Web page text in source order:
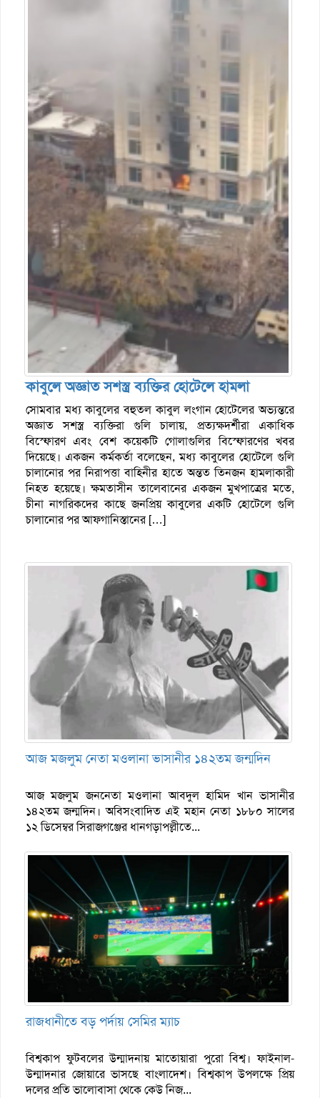
কাবুলে অজ্ঞাত সশস্ত্র ব্যক্তির হোটেলে হামলা
সোমবার মধ্য কাবুলের বহুতল কাবুল লংগান হোটেলের অভ্যন্তরে
অজ্ঞাত সশস্ত্র ব্যক্তিরা গুলি চালায়, প্রত্যক্ষদর্শীরা একাধিক
বিস্ফোরণ এবং বেশ কয়েকটি গোলাগুলির বিস্ফোরণের খবর
দিয়েছে। একজন কর্মকর্তা বলেছেন, মধ্য কাবুলের হোটেলে গুলি
চালানোর পর নিরাপত্তা বাহিনীর হাতে অন্তত তিনজন হামলাকারী
নিহত হয়েছে। ক্ষমতাসীন তালেবানের একজন মুখপাত্রের মতে,
চীনা নাগরিকদের কাছে জনপ্রিয় কাবুলের একটি হোটেলে গুলি
চালানোর পর আফগানিস্তানের […]
আজ মজলুম নেতা মওলানা ভাসানীর ১৪২তম জন্মদিন
আজ মজলুম জননেতা মওলানা আবদুল হামিদ খান ভাসানীর
১৪২তম জন্মদিন। অবিসংবাদিত এই মহান নেতা ১৮৮০ সালের
১২ ডিসেম্বর সিরাজগঞ্জের ধানগড়াপল্লীতে...
রাজধানীতে বড় পর্দায় সেমির ম্যাচ
বিশ্বকাপ ফুটবলের উন্মাদনায় মাতোয়ারা পুরো বিশ্ব। ফাইনাল-
উন্মাদনার জোয়ারে ভাসছে বাংলাদেশ। বিশ্বকাপ উপলক্ষে প্রিয়
দলের প্রতি ভালোবাসা থেকে কেউ নিজ...